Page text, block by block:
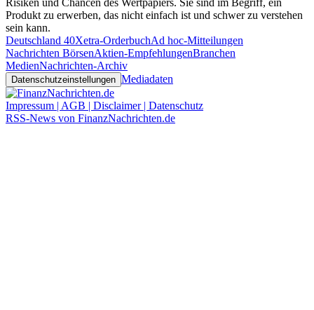
Risiken und Chancen des Wertpapiers. Sie sind im Begriff, ein
Produkt zu erwerben, das nicht einfach ist und schwer zu verstehen
sein kann.
Deutschland 40Xetra-OrderbuchAd hoc-Mitteilungen
Nachrichten BörsenAktien-EmpfehlungenBranchen
MedienNachrichten-Archiv
Datenschutzeinstellungen Mediadaten
Impressum | AGB | Disclaimer | Datenschutz
RSS-News von FinanzNachrichten.de